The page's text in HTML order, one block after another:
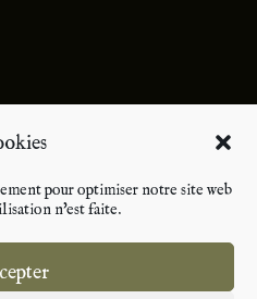
pour optimiser notre site web
n'est faite.